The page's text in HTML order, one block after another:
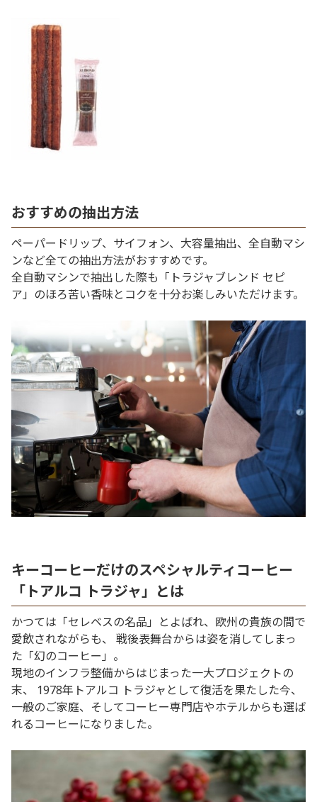
おすすめの抽出方法
ペーパードリップ、サイフォン、大容量抽出、全自動マシ
ンなど全ての抽出方法がおすすめです。
全自動マシンで抽出した際も「トラジャブレンド セピ
ア」のほろ苦い香味とコクを十分お楽しみいただけます。
キーコーヒーだけのスペシャルティコーヒー
「トアルコ トラジャ」とは
かつては「セレベスの名品」とよばれ、欧州の貴族の間で
愛飲されながらも、 戦後表舞台からは姿を消してしまっ
た「幻のコーヒー」。
現地のインフラ整備からはじまった一大プロジェクトの
末、 1978年トアルコ トラジャとして復活を果たした今、
一般のご家庭、そしてコーヒー専門店やホテルからも選ば
れるコーヒーになりました。